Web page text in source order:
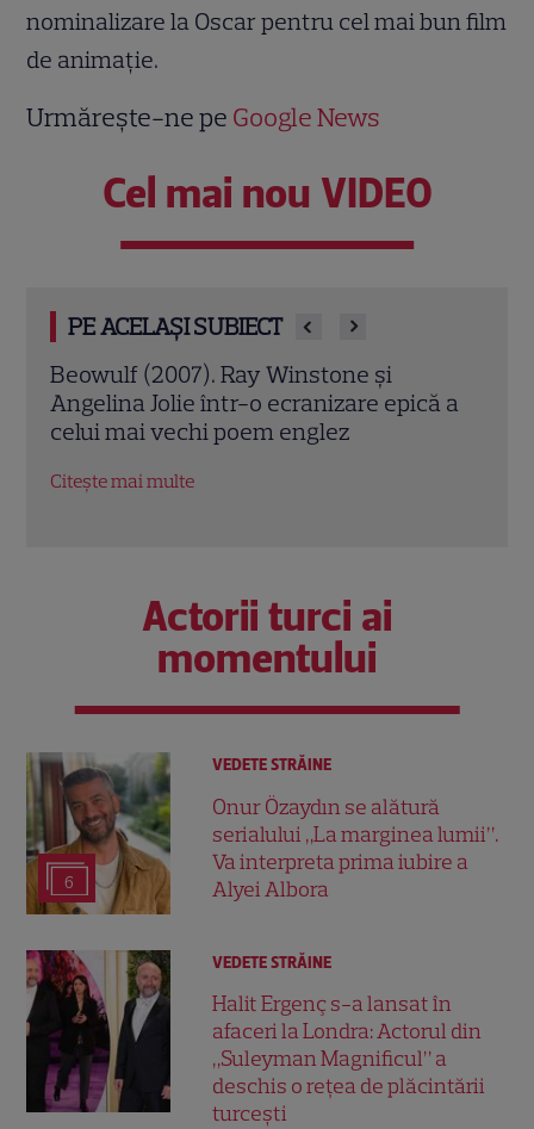
nominalizare la Oscar pentru cel mai bun film
de animație.
Urmărește-ne pe Google News
Cel mai nou VIDEO
PE ACELAȘI SUBIECT
Jack Ryan: Agentul din umbră (2014).
Chris Pine și Kevin Costner, într-o cursă
contra cronometru pentru salvarea
Actorii turci ai
momentului
6
VEDETE STRĂINE
Onur Özaydın se alătură
serialului „La marginea lumii”.
Va interpreta prima iubire a
Alyei Albora
VEDETE STRĂINE
Halit Ergenç s-a lansat în
afaceri la Londra: Actorul din
„Suleyman Magnificul” a
deschis o rețea de plăcintării
turcești